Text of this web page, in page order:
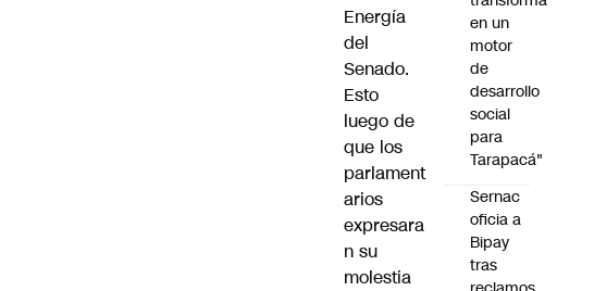
Energía
del
Senado.
Esto
luego de
que los
parlament
arios
expresara
n su
molestia
en un
motor
de
desarrollo
social
para
Tarapacá"
Sernac
oficia a
Bipay
tras